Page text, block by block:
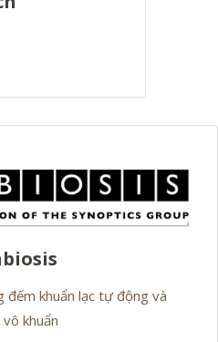
đếm khuẩn lạc tự động và
khuẩn